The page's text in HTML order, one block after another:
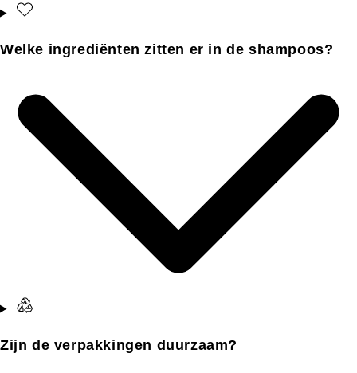
Welke ingrediënten zitten er in de shampoos?
Zijn de verpakkingen duurzaam?